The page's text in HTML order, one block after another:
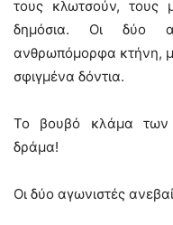
τους κλωτσούν, τους
δημόσια. Οι δύο
ανθρωπόμορφα κτήνη,
σφιγμένα δόντια.
Το βουβό κλάμα των
δράμα!
Οι δύο αγωνιστές